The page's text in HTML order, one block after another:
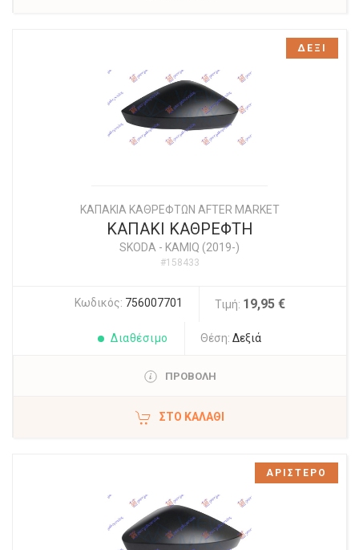
ΚΑΠΑΚΙΑ ΚΑΘΡΕΦΤΩΝ AFTER MARKET
ΚΑΠΑΚΙ ΚΑΘΡΕΦΤΗ
SKODA - KAMIQ (2019-)
#158433
Κωδικός: 756007701 Τιμή: 19,95 €
Διαθέσιμο Θέση: Δεξιά
ΠΡΟΒΟΛΗ
ΣΤΟ ΚΑΛΆΘΙ
ΔΕΞΙ
ΑΡΙΣΤΕΡΟ